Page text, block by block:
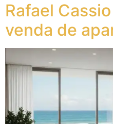
Rafael
venda de